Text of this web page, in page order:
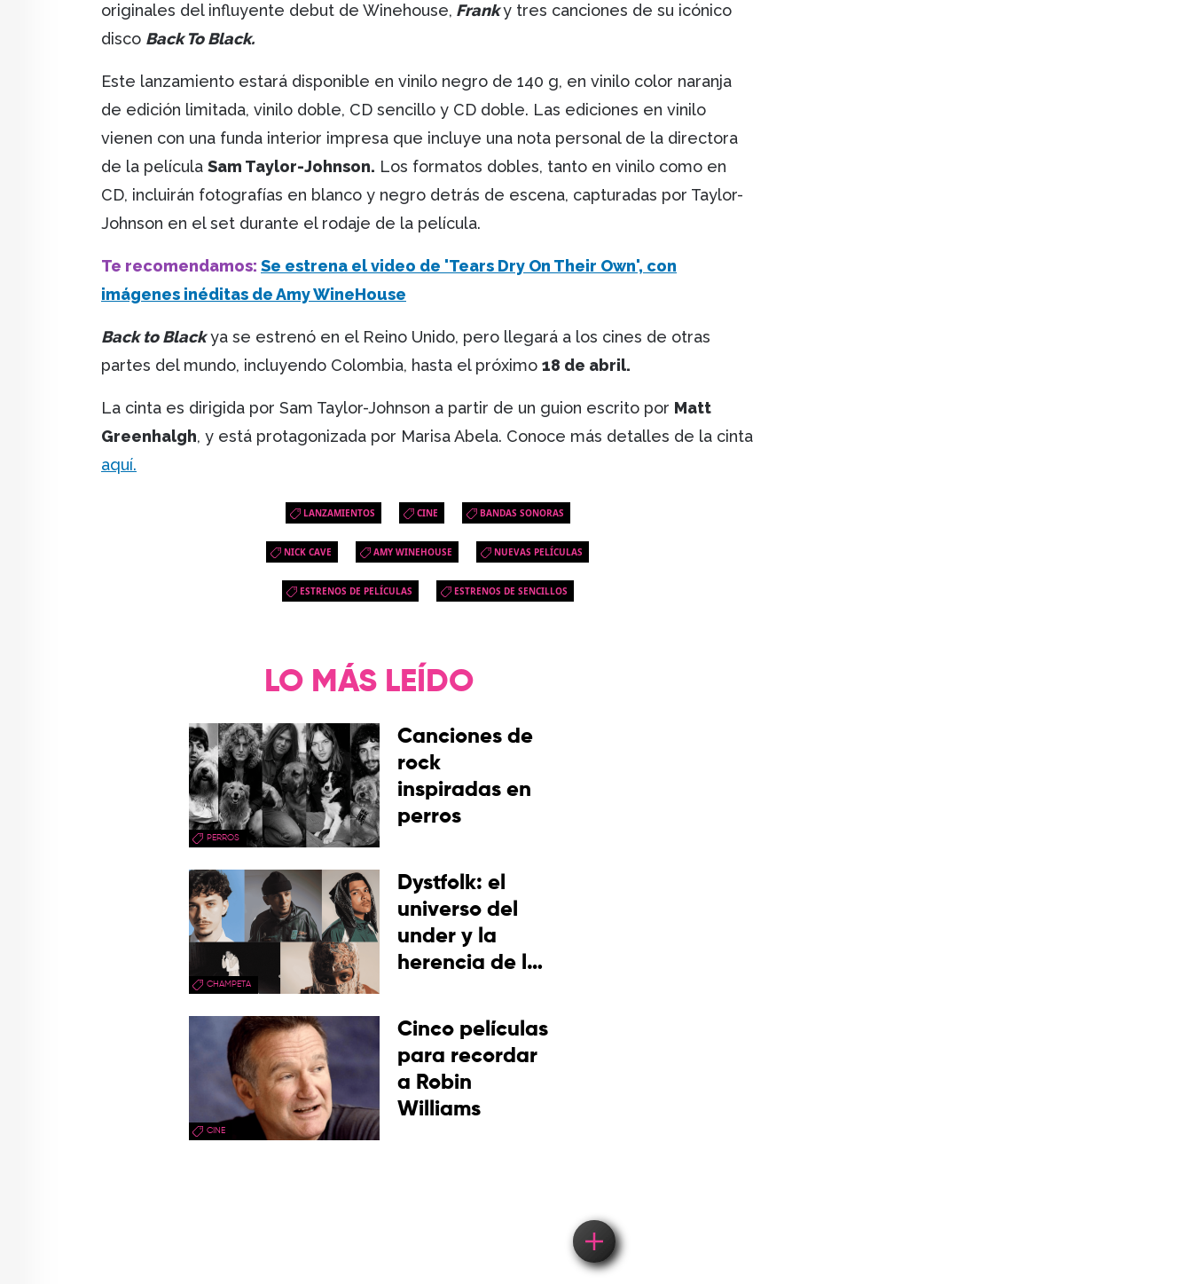
originales del influyente debut de Winehouse, Franky tres canciones de su icónico
disco Back To Black.
Este lanzamiento estará disponible en vinilo negro de 140 g, en vinilo color naranja
de edición limitada, vinilo doble, CD sencillo y CD doble. Las ediciones en vinilo
vienen con una funda interior impresa que incluye una nota personal de la directora
de la película Sam Taylor-Johnson. Los formatos dobles, tanto en vinilo como en
CD, incluirán fotografías en blanco y negro detrás de escena, capturadas por Taylor-
Johnson en el set durante el rodaje de la película.
Te recomendamos: Se estrena el video de 'Tears Dry On Their Own', con
imágenes inéditas de Amy WineHouse
Back to Blackya se estrenó en el Reino Unido, pero llegará a los cines de otras
partes del mundo, incluyendo Colombia, hasta el próximo 18 de abril.
La cinta es dirigida por Sam Taylor-Johnson a partir de un guion escrito por Matt
Greenhalgh, y está protagonizada por Marisa Abela. Conoce más detalles de la cinta
aquí.
LANZAMIENTOS CINE BANDAS SONORAS
NICK CAVE AMY WINEHOUSE NUEVAS PELÍCULAS
ESTRENOS DE PELÍCULAS ESTRENOS DE SENCILLOS
LO MÁS LEÍDO
PERROS
Canciones de
rock
inspiradas en
perros
CHAMPETA
Dystfolk: el
universo del
under y la
herencia de la
picotera
CINE
Cinco películas
para recordar
a Robin
Williams